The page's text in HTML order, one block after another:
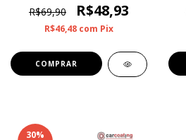
R$69,90
R$48,93
R$46,48 com Pix
30%